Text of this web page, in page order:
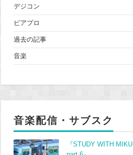
デジコン
ピアプロ
過去の記事
音楽
音楽配信・サブスク
『STUDY WITH MIKU